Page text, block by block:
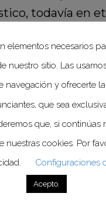
todavía en
mujeres con y sin
de demencia,
en siete centros
europeos de
Unido e Italia.
en los mismos
mediante
elementos necesarios
nuestro sitio. Las
navegación y ofrecerte
que sea
que, si continúas
nuestras cookies. Por
Configuraciones
Acepto.